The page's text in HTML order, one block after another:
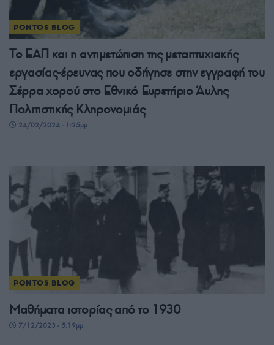
PONTOS BLOG
Το ΕΑΠ και η αντιμετώπιση της μεταπτυχιακής
εργασίας-έρευνας που οδήγησε στην εγγραφή του
Σέρρα χορού στο Εθνικό Ευρετήριο Άυλης
Πολιτιστικής Κληρονομιάς
24/02/2024 - 1:25μμ
PONTOS BLOG
Μαθήματα ιστορίας από το 1930
7/12/2023 - 5:19μμ